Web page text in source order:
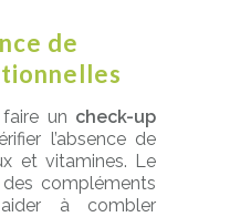
de
un check-up
l’absence de
et vitamines. Le
compléments
à combler